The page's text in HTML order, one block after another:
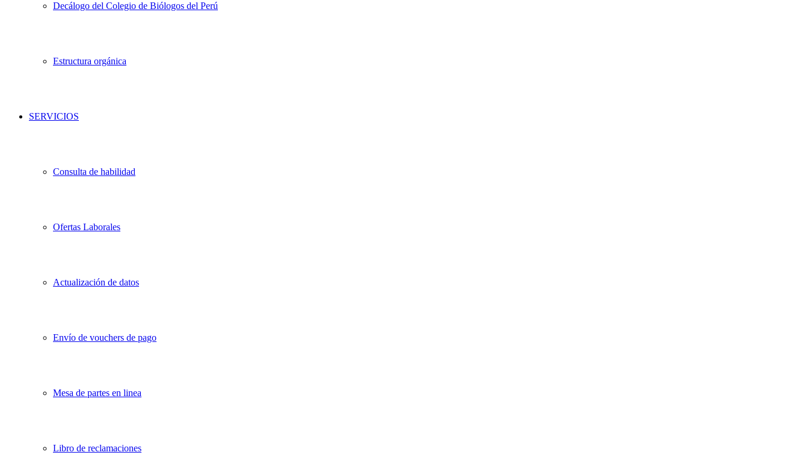
Decálogo del Colegio de Biólogos del Perú
Estructura orgánica
SERVICIOS
Consulta de habilidad
Ofertas Laborales
Actualización de datos
Envío de vouchers de pago
Mesa de partes en linea
Libro de reclamaciones